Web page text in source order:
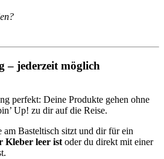
– jederzeit möglich
perfekt: Deine Produkte gehen ohne
Up! zu dir auf die Reise.
am Basteltisch sitzt und dir für ein
Kleber leer ist oder du direkt mit einer